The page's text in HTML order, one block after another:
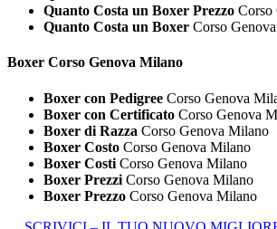
Quanto Costa un Boxer Prezzo Corso
Quanto Costa un Boxer Corso
Boxer Corso Genova Milano
Boxer con Pedigree Corso Genova
Boxer con Certificato Corso Genova
Boxer di Razza Corso Genova Milano
Boxer Costo Corso Genova Milano
Boxer Costi Corso Genova Milano
Boxer Prezzi Corso Genova Milano
Boxer Prezzo Corso Genova Milano